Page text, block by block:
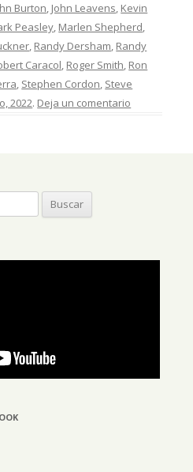
Burton, John Leavens, Kevin
Peasley, Marlen Shepherd,
, Randy Dersham, Randy
Caracol, Roger Smith, Ron
, Stephen Cordon, Steve
2022. Deja un comentario